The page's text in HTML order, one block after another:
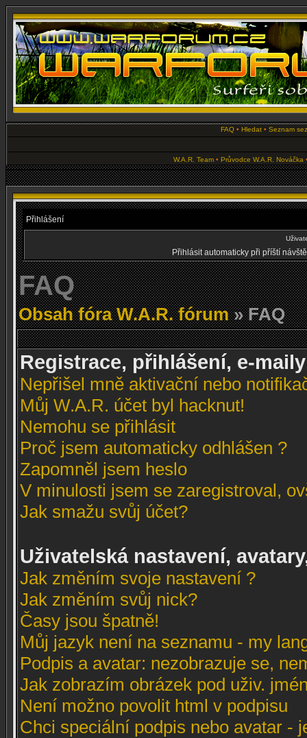
FAQ • Hledat • Seznam
W.A.R. Team• Průvodce W.A.R. Nováčka
Přihlášení
Přihlásit automaticky při příští
FAQ
Obsah fóra W.A.R. fórum» FAQ
Registrace, přihlášení, e-maily
Nepřišel mně aktivační nebo
Můj W.A.R. účet byl hacknut!
Nemohu se přihlásit
Proč jsem automaticky odhlášen ?
Zapomněl jsem heslo
V minulosti jsem se zaregistroval,
Jak smažu svůj účet?
Uživatelská nastavení,
Jak změním svoje nastavení ?
Jak změním svůj nick?
Časy jsou špatně!
Můj jazyk není na seznamu - my
Podpis a avatar: nezobrazuje se,
Jak zobrazím obrázek pod uživ.
Není možno povolit html v podpisu
Chci speciální podpis nebo avatar -